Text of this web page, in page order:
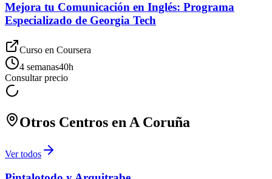
Mejora tu Comunicación en Inglés: Programa
Especializado de Georgia Tech
Curso en Coursera
4 semanas40h
Consultar precio
Otros Centros en A Coruña
Ver todos